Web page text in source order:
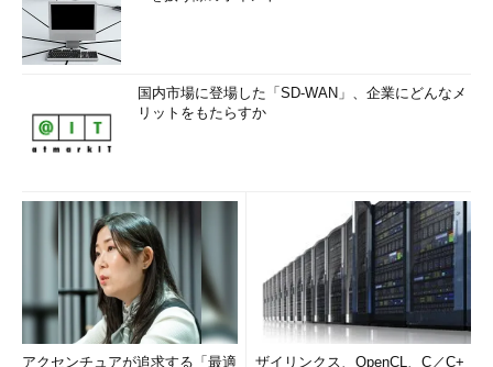
国内市場に登場した「SD-WAN」、企業にどんなメ
リットをもたらすか
アクセンチュアが追求する「最適
ザイリンクス、OpenCL、C／C+